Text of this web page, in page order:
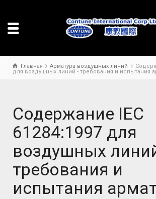
Главная Арматура воздушных линий
для воздушных линий - требования и испытания
Содержание IEC
61284:1997 для
воздушных
требования и
испытания